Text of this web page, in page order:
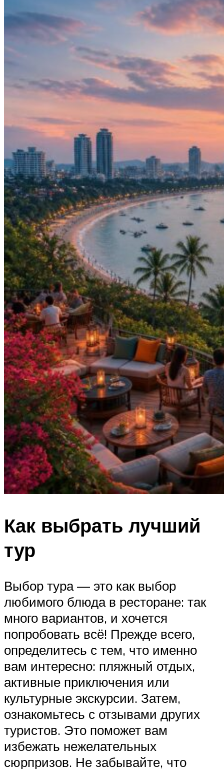
Как выбрать лучший
тур
Выбор тура — это как выбор
любимого блюда в ресторане: так
много вариантов, и хочется
попробовать всё! Прежде всего,
определитесь с тем, что именно
вам интересно: пляжный отдых,
активные приключения или
культурные экскурсии. Затем,
ознакомьтесь с отзывами других
туристов. Это поможет вам
избежать нежелательных
сюрпризов. Не забывайте, что